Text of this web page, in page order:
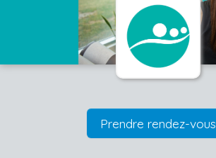
Prendre rendez-vous